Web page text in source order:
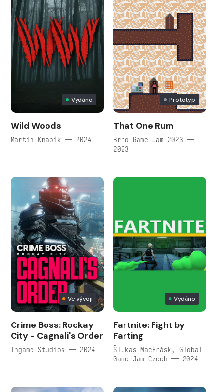
Vydáno
Wild Woods
Martin Knapík — 2024
Prototyp
That One Rum
Brno Game Jam 2023 —
2023
Ve vývoji
Crime Boss: Rockay
City - Cagnali's Order
Ingame Studios — 2024
Vydáno
Fartnite: Fight by
Farting
Šlukas MacPrásk, Global
Game Jam Czech — 2024